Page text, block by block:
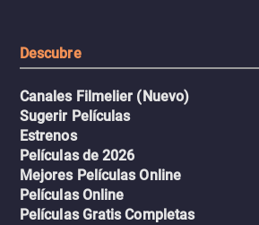
Descubre
Canales Filmelier (Nuevo)
Sugerir Películas
Estrenos
Películas de 2026
Mejores Películas Online
Películas Online
Películas Gratis Completas